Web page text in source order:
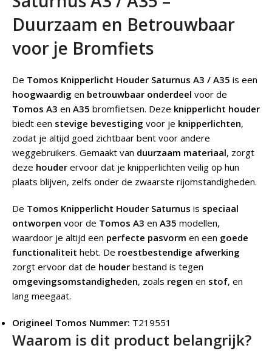
Duurzaam en Betrouwbaar
voor je Bromfiets
De Tomos Knipperlicht Houder Saturnus A3 / A35 is een
hoogwaardig en betrouwbaar onderdeel voor de
Tomos A3 en A35 bromfietsen. Deze knipperlicht houder
biedt een stevige bevestiging voor je knipperlichten,
zodat je altijd goed zichtbaar bent voor andere
weggebruikers. Gemaakt van duurzaam materiaal, zorgt
deze houder ervoor dat je knipperlichten veilig op hun
plaats blijven, zelfs onder de zwaarste rijomstandigheden.
De Tomos Knipperlicht Houder Saturnus is speciaal
ontworpen voor de Tomos A3 en A35 modellen,
waardoor je altijd een perfecte pasvorm en een goede
functionaliteit hebt. De roestbestendige afwerking
zorgt ervoor dat de houder bestand is tegen
omgevingsomstandigheden, zoals regen en stof, en
lang meegaat.
Origineel Tomos Nummer: T219551
Waarom is dit product belangrijk?